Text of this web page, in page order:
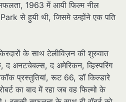
1963 में आयी फिल्म नील
से हुयी थी, जिसमे उन्होंने एक पति
के साथ टेलीविज़न की शुरुवात
द अनटचेबल्स, द अमेरिकन, व्हिस्परिंग
प्रस्तुतियां, रूट 66, डॉ किल्डारे
का बाद में रहा जब वह फिल्मो के